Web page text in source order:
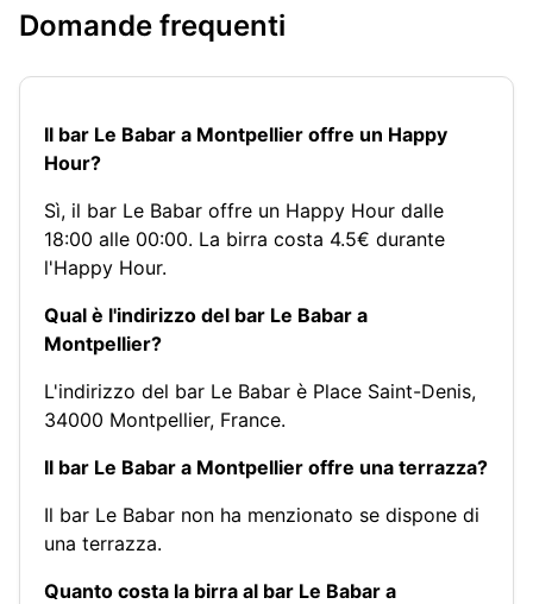
Domande frequenti
Il bar Le Babar a Montpellier offre un Happy
Hour?
Sì, il bar Le Babar offre un Happy Hour dalle
18:00 alle 00:00. La birra costa 4.5€ durante
l'Happy Hour.
Qual è l'indirizzo del bar Le Babar a
Montpellier?
L'indirizzo del bar Le Babar è Place Saint-Denis,
34000 Montpellier, France.
Il bar Le Babar a Montpellier offre una terrazza?
Il bar Le Babar non ha menzionato se dispone di
una terrazza.
Quanto costa la birra al bar Le Babar a